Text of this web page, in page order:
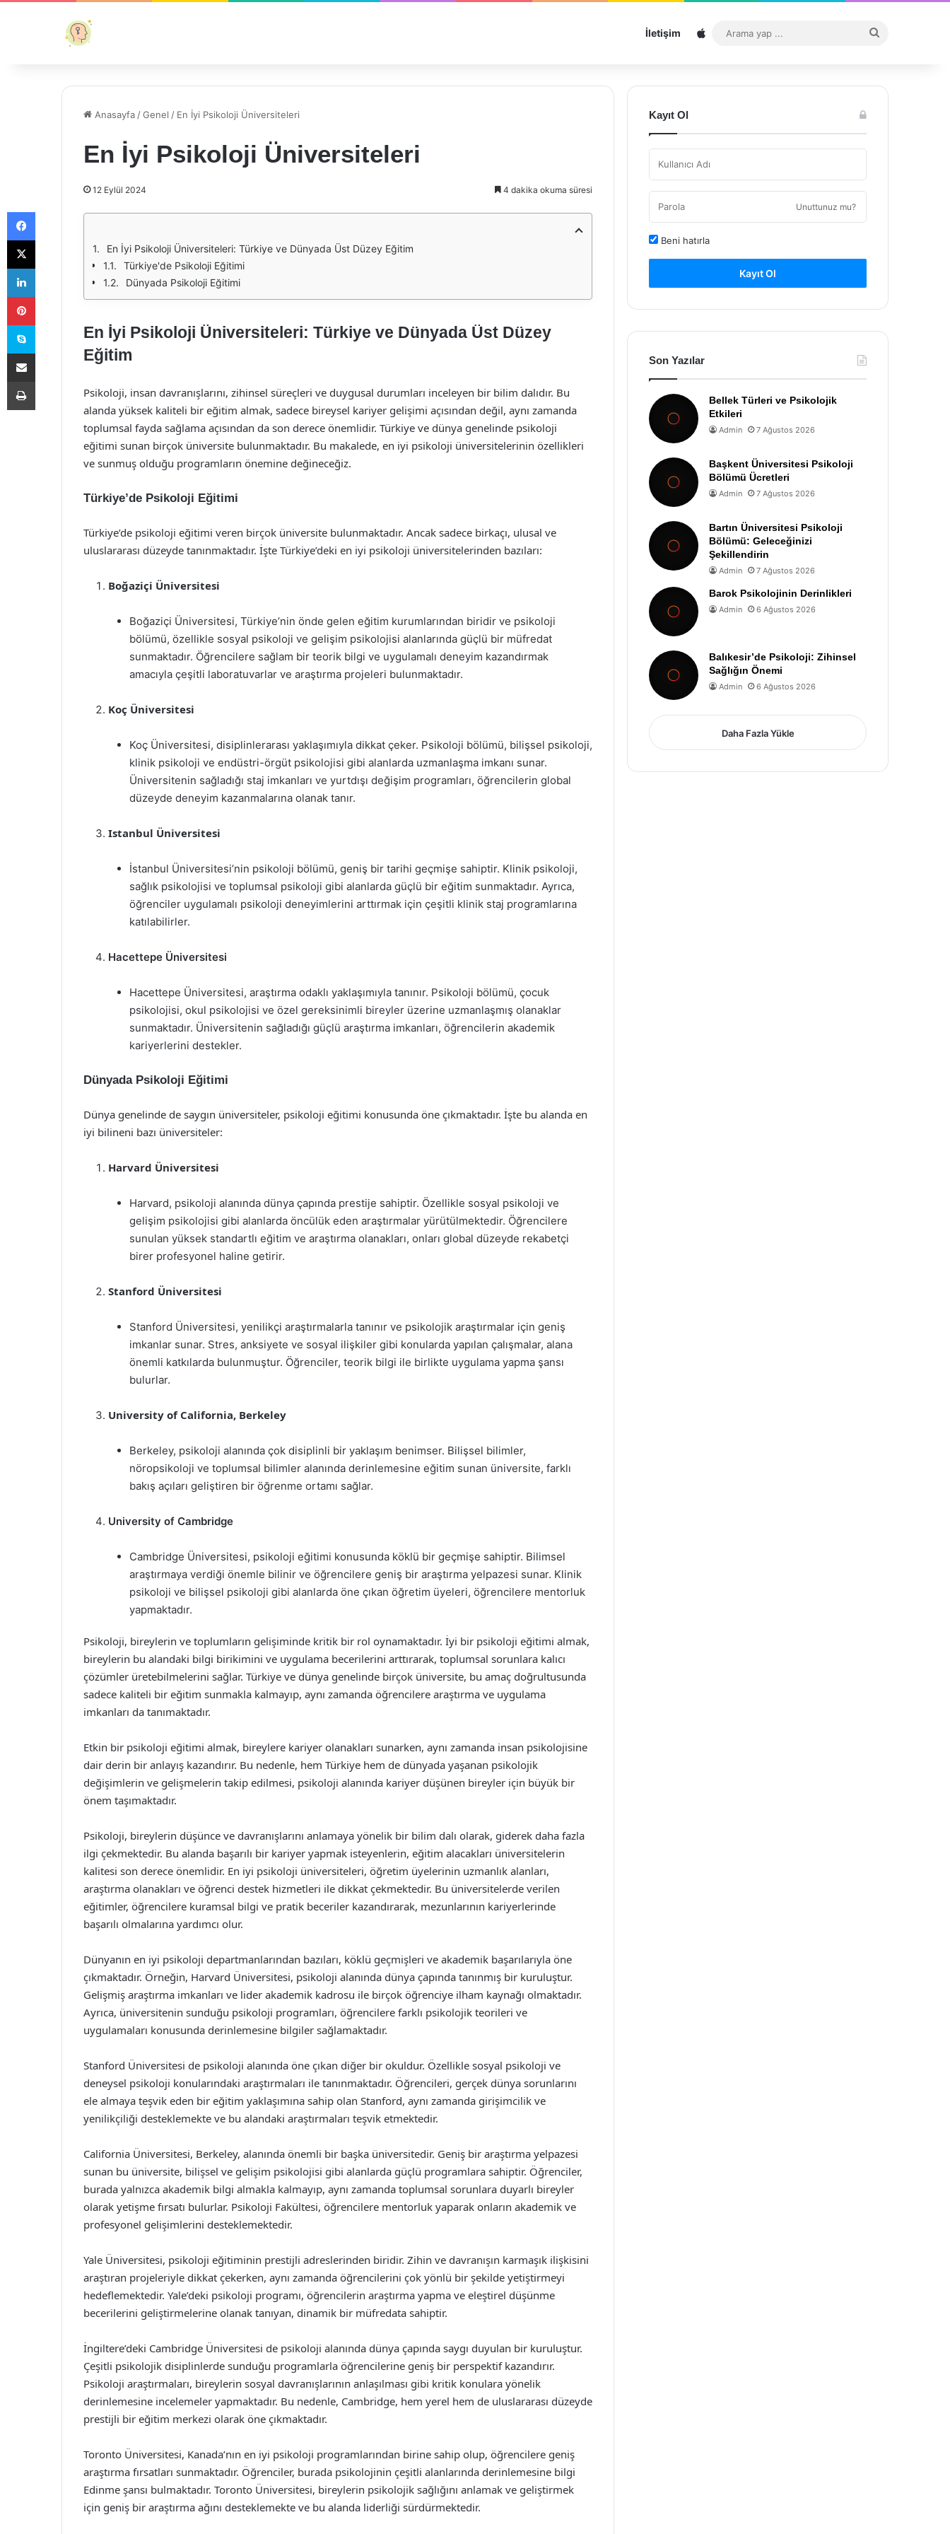
İletişim Sitemap
...
Anasayfa /Genel / En İyi Psikoloji Üniversiteleri
En İyi Psikoloji Üniversiteleri
12 Eylül 2024 4 dakika okuma süresi
En İyi Psikoloji Üniversiteleri: Türkiye ve Dünyada Üst Düzey Eğitim
Türkiye'de Psikoloji Eğitimi
Dünyada Psikoloji Eğitimi
En İyi Psikoloji Üniversiteleri: Türkiye ve Dünyada Üst Düzey
Eğitim
Psikoloji, insan davranışlarını, zihinsel süreçleri ve duygusal durumları inceleyen bir bilim dalıdır. Bu
alanda yüksek kaliteli bir eğitim almak, sadece bireysel kariyer gelişimi açısından değil, aynı zamanda
toplumsal fayda sağlama açısından da son derece önemlidir. Türkiye ve dünya genelinde psikoloji
eğitimi sunan birçok üniversite bulunmaktadır. Bu makalede, en iyi psikoloji üniversitelerinin özellikleri
ve sunmuş olduğu programların önemine değineceğiz.
Türkiye’de Psikoloji Eğitimi
Türkiye’de psikoloji eğitimi veren birçok üniversite bulunmaktadır. Ancak sadece birkaçı, ulusal ve
uluslararası düzeyde tanınmaktadır. İşte Türkiye’deki en iyi psikoloji üniversitelerinden bazıları:
Boğaziçi Üniversitesi
Boğaziçi Üniversitesi, Türkiye’nin önde gelen eğitim kurumlarından biridir ve psikoloji
bölümü, özellikle sosyal psikoloji ve gelişim psikolojisi alanlarında güçlü bir müfredat
sunmaktadır. Öğrencilere sağlam bir teorik bilgi ve uygulamalı deneyim kazandırmak
amacıyla çeşitli laboratuvarlar ve araştırma projeleri bulunmaktadır.
Koç Üniversitesi
Koç Üniversitesi, disiplinlerarası yaklaşımıyla dikkat çeker. Psikoloji bölümü, bilişsel psikoloji,
klinik psikoloji ve endüstri-örgüt psikolojisi gibi alanlarda uzmanlaşma imkanı sunar.
Üniversitenin sağladığı staj imkanları ve yurtdışı değişim programları, öğrencilerin global
düzeyde deneyim kazanmalarına olanak tanır.
Istanbul Üniversitesi
İstanbul Üniversitesi’nin psikoloji bölümü, geniş bir tarihi geçmişe sahiptir. Klinik psikoloji,
sağlık psikolojisi ve toplumsal psikoloji gibi alanlarda güçlü bir eğitim sunmaktadır. Ayrıca,
öğrenciler uygulamalı psikoloji deneyimlerini arttırmak için çeşitli klinik staj programlarına
katılabilirler.
Hacettepe Üniversitesi
Hacettepe Üniversitesi, araştırma odaklı yaklaşımıyla tanınır. Psikoloji bölümü, çocuk
psikolojisi, okul psikolojisi ve özel gereksinimli bireyler üzerine uzmanlaşmış olanaklar
sunmaktadır. Üniversitenin sağladığı güçlü araştırma imkanları, öğrencilerin akademik
kariyerlerini destekler.
Dünyada Psikoloji Eğitimi
Dünya genelinde de saygın üniversiteler, psikoloji eğitimi konusunda öne çıkmaktadır. İşte bu alanda en
iyi bilineni bazı üniversiteler:
Harvard Üniversitesi
Harvard, psikoloji alanında dünya çapında prestije sahiptir. Özellikle sosyal psikoloji ve
gelişim psikolojisi gibi alanlarda öncülük eden araştırmalar yürütülmektedir. Öğrencilere
sunulan yüksek standartlı eğitim ve araştırma olanakları, onları global düzeyde rekabetçi
birer profesyonel haline getirir.
Stanford Üniversitesi
Stanford Üniversitesi, yenilikçi araştırmalarla tanınır ve psikolojik araştırmalar için geniş
imkanlar sunar. Stres, anksiyete ve sosyal ilişkiler gibi konularda yapılan çalışmalar, alana
önemli katkılarda bulunmuştur. Öğrenciler, teorik bilgi ile birlikte uygulama yapma şansı
bulurlar.
University of California, Berkeley
Berkeley, psikoloji alanında çok disiplinli bir yaklaşım benimser. Bilişsel bilimler,
nöropsikoloji ve toplumsal bilimler alanında derinlemesine eğitim sunan üniversite, farklı
bakış açıları geliştiren bir öğrenme ortamı sağlar.
University of Cambridge
Cambridge Üniversitesi, psikoloji eğitimi konusunda köklü bir geçmişe sahiptir. Bilimsel
araştırmaya verdiği önemle bilinir ve öğrencilere geniş bir araştırma yelpazesi sunar. Klinik
psikoloji ve bilişsel psikoloji gibi alanlarda öne çıkan öğretim üyeleri, öğrencilere mentorluk
yapmaktadır.
Psikoloji, bireylerin ve toplumların gelişiminde kritik bir rol oynamaktadır. İyi bir psikoloji eğitimi almak,
bireylerin bu alandaki bilgi birikimini ve uygulama becerilerini arttırarak, toplumsal sorunlara kalıcı
çözümler üretebilmelerini sağlar. Türkiye ve dünya genelinde birçok üniversite, bu amaç doğrultusunda
sadece kaliteli bir eğitim sunmakla kalmayıp, aynı zamanda öğrencilere araştırma ve uygulama
imkanları da tanımaktadır.
Etkin bir psikoloji eğitimi almak, bireylere kariyer olanakları sunarken, aynı zamanda insan psikolojisine
dair derin bir anlayış kazandırır. Bu nedenle, hem Türkiye hem de dünyada yaşanan psikolojik
değişimlerin ve gelişmelerin takip edilmesi, psikoloji alanında kariyer düşünen bireyler için büyük bir
önem taşımaktadır.
Psikoloji, bireylerin düşünce ve davranışlarını anlamaya yönelik bir bilim dalı olarak, giderek daha fazla
ilgi çekmektedir. Bu alanda başarılı bir kariyer yapmak isteyenlerin, eğitim alacakları üniversitelerin
kalitesi son derece önemlidir. En iyi psikoloji üniversiteleri, öğretim üyelerinin uzmanlık alanları,
araştırma olanakları ve öğrenci destek hizmetleri ile dikkat çekmektedir. Bu üniversitelerde verilen
eğitimler, öğrencilere kuramsal bilgi ve pratik beceriler kazandırarak, mezunlarının kariyerlerinde
başarılı olmalarına yardımcı olur.
Dünyanın en iyi psikoloji departmanlarından bazıları, köklü geçmişleri ve akademik başarılarıyla öne
çıkmaktadır. Örneğin, Harvard Üniversitesi, psikoloji alanında dünya çapında tanınmış bir kuruluştur.
Gelişmiş araştırma imkanları ve lider akademik kadrosu ile birçok öğrenciye ilham kaynağı olmaktadır.
Ayrıca, üniversitenin sunduğu psikoloji programları, öğrencilere farklı psikolojik teorileri ve
uygulamaları konusunda derinlemesine bilgiler sağlamaktadır.
Stanford Üniversitesi de psikoloji alanında öne çıkan diğer bir okuldur. Özellikle sosyal psikoloji ve
deneysel psikoloji konularındaki araştırmaları ile tanınmaktadır. Öğrencileri, gerçek dünya sorunlarını
ele almaya teşvik eden bir eğitim yaklaşımına sahip olan Stanford, aynı zamanda girişimcilik ve
yenilikçiliği desteklemekte ve bu alandaki araştırmaları teşvik etmektedir.
California Üniversitesi, Berkeley, alanında önemli bir başka üniversitedir. Geniş bir araştırma yelpazesi
sunan bu üniversite, bilişsel ve gelişim psikolojisi gibi alanlarda güçlü programlara sahiptir. Öğrenciler,
burada yalnızca akademik bilgi almakla kalmayıp, aynı zamanda toplumsal sorunlara duyarlı bireyler
olarak yetişme fırsatı bulurlar. Psikoloji Fakültesi, öğrencilere mentorluk yaparak onların akademik ve
profesyonel gelişimlerini desteklemektedir.
Yale Üniversitesi, psikoloji eğitiminin prestijli adreslerinden biridir. Zihin ve davranışın karmaşık ilişkisini
araştıran projeleriyle dikkat çekerken, aynı zamanda öğrencilerini çok yönlü bir şekilde yetiştirmeyi
hedeflemektedir. Yale’deki psikoloji programı, öğrencilerin araştırma yapma ve eleştirel düşünme
becerilerini geliştirmelerine olanak tanıyan, dinamik bir müfredata sahiptir.
İngiltere’deki Cambridge Üniversitesi de psikoloji alanında dünya çapında saygı duyulan bir kuruluştur.
Çeşitli psikolojik disiplinlerde sunduğu programlarla öğrencilerine geniş bir perspektif kazandırır.
Psikoloji araştırmaları, bireylerin sosyal davranışlarının anlaşılması gibi kritik konulara yönelik
derinlemesine incelemeler yapmaktadır. Bu nedenle, Cambridge, hem yerel hem de uluslararası düzeyde
prestijli bir eğitim merkezi olarak öne çıkmaktadır.
Toronto Üniversitesi, Kanada’nın en iyi psikoloji programlarından birine sahip olup, öğrencilere geniş
araştırma fırsatları sunmaktadır. Öğrenciler, burada psikolojinin çeşitli alanlarında derinlemesine bilgi
Edinme şansı bulmaktadır. Toronto Üniversitesi, bireylerin psikolojik sağlığını anlamak ve geliştirmek
için geniş bir araştırma ağını desteklemekte ve bu alanda liderliği sürdürmektedir.
Kayıt Ol
Unuttunuz mu?
Beni hatırla
Kayıt Ol
Son Yazılar
Bellek Türleri ve Psikolojik
Etkileri
Admin 7 Ağustos 2026
Başkent Üniversitesi Psikoloji
Bölümü Ücretleri
Admin 7 Ağustos 2026
Bartın Üniversitesi Psikoloji
Bölümü: Geleceğinizi
Şekillendirin
Admin 7 Ağustos 2026
Barok Psikolojinin Derinlikleri
Admin 6 Ağustos 2026
Balıkesir’de Psikoloji: Zihinsel
Sağlığın Önemi
Admin 6 Ağustos 2026
Daha Fazla Yükle
Facebook
X
LinkedIn
Pinterest
Skype
E-Posta ile paylaş